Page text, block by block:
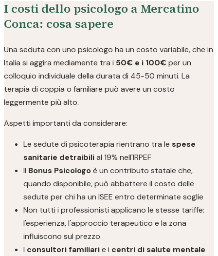
I costi dello psicologo a Mercatino
Conca: cosa sapere
Una seduta con uno psicologo ha un costo variabile, che in
Italia si aggira mediamente tra i 50€ e i 100€ per un
colloquio individuale della durata di 45-50 minuti. La
terapia di coppia o familiare può avere un costo
leggermente più alto.
Aspetti importanti da considerare:
Le sedute di psicoterapia rientrano tra le spese
sanitarie detraibilial 19% nell'IRPEF
Il Bonus Psicologoè un contributo statale che,
quando disponibile, può abbattere il costo delle
sedute per chi ha un ISEE entro determinate soglie
Non tutti i professionisti applicano le stesse tariffe:
l'esperienza, l'approccio terapeutico e la zona
influiscono sul prezzo
I consultori familiarie i centri di salute mentale